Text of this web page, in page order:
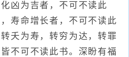
凶为吉者，不可不读此
寿命增长者，不可不读此
夭为寿，转穷为达，转罪
不可不读此书。深盼有福